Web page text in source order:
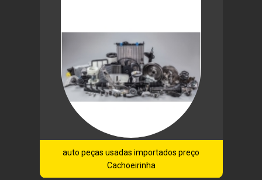
auto peças usadas importados preço
Cachoeirinha